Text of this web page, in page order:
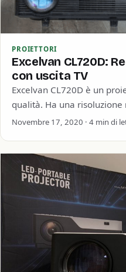
PROIETTORI
Excelvan CL720D:
con uscita TV
Excelvan CL720D è un
qualità. Ha una
supporta l’uscita FullHD o…
Novembre 17, 2020 · 4 min di